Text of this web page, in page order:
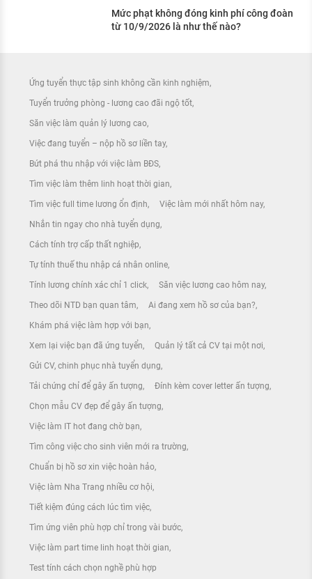
Mức phạt không đóng kinh phí công đoàn
từ 10/9/2026 là như thế nào?
Ứng tuyển thực tập sinh không cần kinh nghiệm
Tuyển trưởng phòng - lương cao đãi ngộ tốt
Săn việc làm quản lý lương cao
Việc đang tuyển – nộp hồ sơ liền tay
Bứt phá thu nhập với việc làm BĐS
Tìm việc làm thêm linh hoạt thời gian
Tìm việc full time lương ổn định Việc làm mới nhất hôm nay
Nhắn tin ngay cho nhà tuyển dụng
Cách tính trợ cấp thất nghiệp
Tự tính thuế thu nhập cá nhân online
Tính lương chính xác chỉ 1 click Săn việc lương cao hôm nay
Theo dõi NTD bạn quan tâm Ai đang xem hồ sơ của bạn?
Khám phá việc làm hợp với bạn
Xem lại việc bạn đã ứng tuyển Quản lý tất cả CV tại một nơi
Gửi CV, chinh phục nhà tuyển dụng
Tải chứng chỉ để gây ấn tượng Đính kèm cover letter ấn tượng
Chọn mẫu CV đẹp để gây ấn tượng
Việc làm IT hot đang chờ bạn
Tìm công việc cho sinh viên mới ra trường
Chuẩn bị hồ sơ xin việc hoàn hảo
Việc làm Nha Trang nhiều cơ hội
Tiết kiệm đúng cách lúc tìm việc
Tìm ứng viên phù hợp chỉ trong vài bước
Việc làm part time linh hoạt thời gian
Test tính cách chọn nghề phù hợp